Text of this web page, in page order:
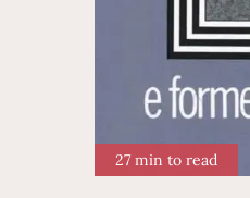
27 min to read